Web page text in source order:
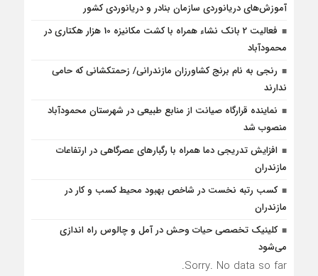
آموزش‌های دریانوردی سازمان بنادر و دریانوردی کشور
فعالیت 2 بانک نشاء همراه با کشت مکانیزه 10 هزار هکتاری در
محمودآباد
رنجی به نام برنج کشاورزان مازندرانی/ زحمتکشانی که حامی
ندارند
نماینده قرارگاه صیانت از منابع طبیعی در شهرستان محمودآباد
منصوب شد
افزایش تدریجی دما همراه با رگبارهای عصرگاهی در ارتفاعات
مازندران
کسب رتبه نخست در شاخص بهبود محیط کسب و کار در
مازندران
کلینیک تخصصی حیات وحش در آمل و چالوس راه اندازی
می‌شود
Sorry. No data so far.